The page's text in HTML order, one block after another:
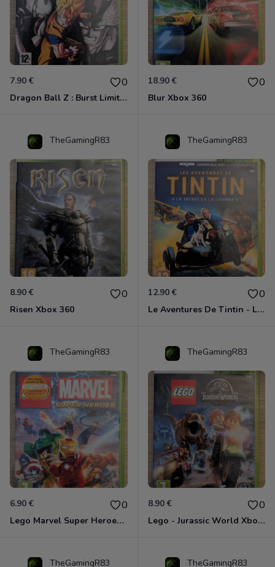
7.90 € 0
Dragon Ball Z : Burst Limit Xbox 360
18.90 € 0
Blur Xbox 360
TheGamingR83
8.90 € 0
Risen Xbox 360
TheGamingR83
12.90 € 0
Le Aventures De Tintin - Le Secret De La Licorne Xbox 360
TheGamingR83
6.90 € 0
Lego Marvel Super Heroes Xbox 360
TheGamingR83
8.90 € 0
Lego - Jurassic World Xbox 360
TheGamingR83 TheGamingR83